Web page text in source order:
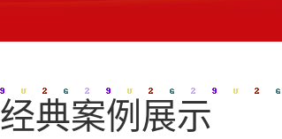
经典案例展示